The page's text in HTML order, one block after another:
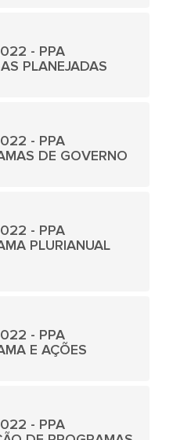
- PPA
PLANEJADAS
- PPA
DE GOVERNO
- PPA
PLURIANUAL
- PPA
E AÇÕES
- PPA